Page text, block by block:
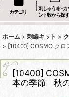
カテゴリ
刺しゅう布 -カ
ント数から探
ホーム > 刺繍キット >
> [10400] COSMO ク
[10400]
本の季節 秋